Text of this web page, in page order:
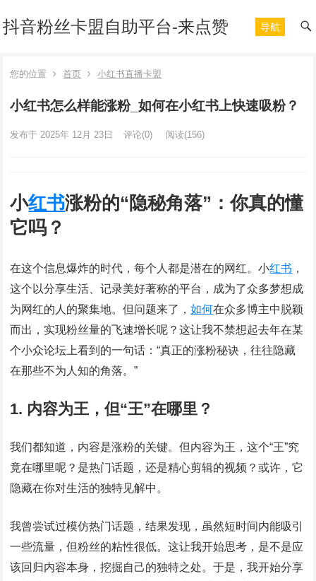
抖音粉丝卡盟自助平台-来点赞 导航
您的位置 首页 小红书直播卡盟
小红书怎么样能涨粉_如何在小红书上快速吸粉？
发布于 2025年 12月 23日 评论(0) 阅读(156)
小红书涨粉的“隐秘角落”：你真的懂
它吗？
在这个信息爆炸的时代，每个人都是潜在的网红。小红书 ，
这个以分享生活、记录美好著称的平台，成为了众多梦想成
为网红的人的聚集地。但问题来了，如何在众多博主中脱颖
而出，实现粉丝量的飞速增长呢？这让我不禁想起去年在某
个小众论坛上看到的一句话：“真正的涨粉秘诀，往往隐藏
在那些不为人知的角落。”
1. 内容为王，但“王”在哪里？
我们都知道，内容是涨粉的关键。但内容为王，这个“王”究
竟在哪里呢？是热门话题，还是精心剪辑的视频？或许，它
隐藏在你对生活的独特见解中。
我曾尝试过模仿热门话题，结果发现，虽然短时间内能吸引
一些流量，但粉丝的粘性很低。这让我开始思考，是不是应
该回归内容本身，挖掘自己的独特之处。于是，我开始分享